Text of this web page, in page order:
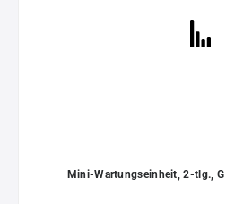
Mini-Wartungseinheit, 2-tlg.,